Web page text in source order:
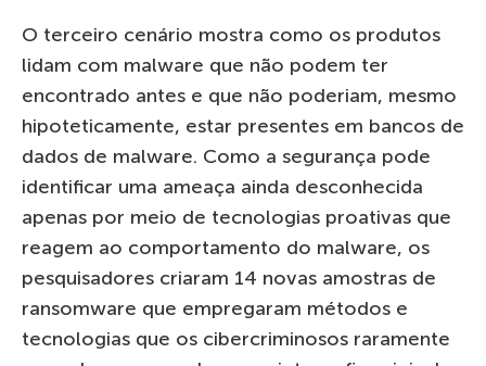
O terceiro cenário mostra como os produtos
lidam com malware que não podem ter
encontrado antes e que não poderiam, mesmo
hipoteticamente, estar presentes em bancos de
dados de malware. Como a segurança pode
identificar uma ameaça ainda desconhecida
apenas por meio de tecnologias proativas que
reagem ao comportamento do malware, os
pesquisadores criaram 14 novas amostras de
ransomware que empregaram métodos e
tecnologias que os cibercriminosos raramente